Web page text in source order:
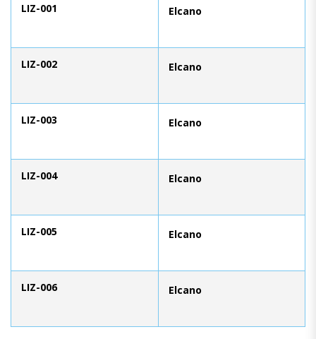
LIZ-001 Elcano
LIZ-002 Elcano
LIZ-003 Elcano
LIZ-004 Elcano
LIZ-005 Elcano
LIZ-006 Elcano